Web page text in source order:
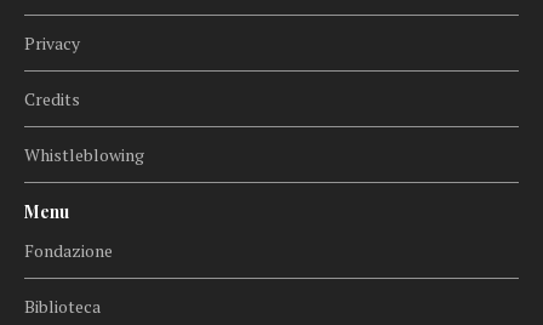
Privacy
Credits
Whistleblowing
Menu
Fondazione
Biblioteca